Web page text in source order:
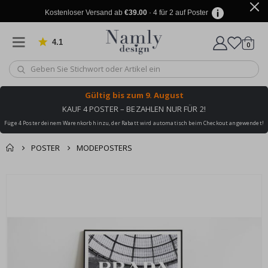
Kostenloser Versand ab €39.00· 4 für 2 auf Poster
4.1 von 1025 Bewertungen
Wagen
0
Gültig bis zum 9. August
KAUF 4 POSTER – BEZAHLEN NUR FÜR 2!
Füge 4 Poster deinem Warenkorb hinzu, der Rabatt wird automatisch beim Checkout angewendet!
POSTER MODEPOSTERS